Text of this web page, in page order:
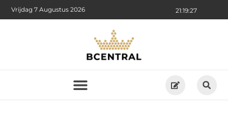
21:19:28
Vrijdag 7 Augustus 2026